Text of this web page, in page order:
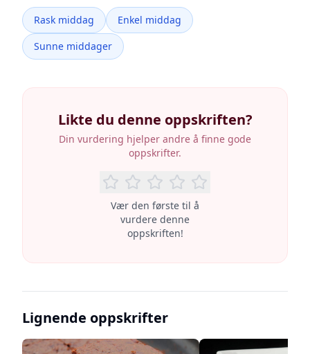
Rask middag
Enkel middag
Sunne middager
Likte du denne oppskriften?
Din vurdering hjelper andre å finne gode
oppskrifter.
Vær den første til å
vurdere denne
oppskriften!
Lignende oppskrifter